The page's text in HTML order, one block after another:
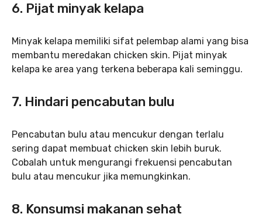
6. Pijat minyak kelapa
Minyak kelapa memiliki sifat pelembap alami yang bisa
membantu meredakan chicken skin. Pijat minyak
kelapa ke area yang terkena beberapa kali seminggu.
7. Hindari pencabutan bulu
Pencabutan bulu atau mencukur dengan terlalu
sering dapat membuat chicken skin lebih buruk.
Cobalah untuk mengurangi frekuensi pencabutan
bulu atau mencukur jika memungkinkan.
8. Konsumsi makanan sehat